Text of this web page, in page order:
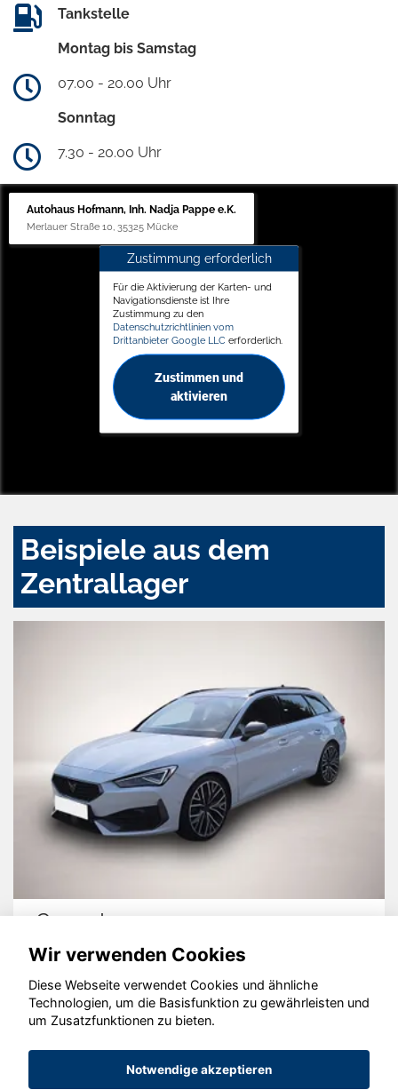
Tankstelle
Montag bis Samstag
07.00 - 20.00 Uhr
Sonntag
7.30 - 20.00 Uhr
Autohaus Hofmann, Inh. Nadja Pappe e.K.
Merlauer Straße 10, 35325 Mücke
Zustimmung erforderlich
Für die Aktivierung der Karten- und
Navigationsdienste ist Ihre
Zustimmung zu den
Datenschutzrichtlinien vom
Drittanbieter Google LLC erforderlich.
Zustimmen und
aktivieren
Beispiele aus dem
Zentrallager
Cupra Leon
© konjunkturmotor.de GmbH 2020 - 2026
Wir verwenden Cookies
Diese Webseite verwendet Cookies und ähnliche
Technologien, um die Basisfunktion zu gewährleisten und
um Zusatzfunktionen zu bieten.
Notwendige akzeptieren